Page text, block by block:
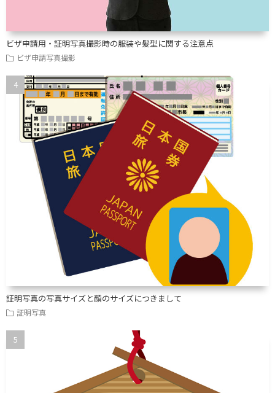
ビザ申請用・証明写真撮影時の服装や髪型に関する注意点
ビザ申請写真撮影
証明写真の写真サイズと顔のサイズにつきまして
証明写真